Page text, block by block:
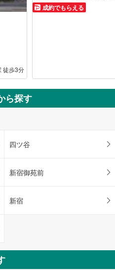
徒歩3分
成約でもらえる
ら探す
四ツ谷
新宿御苑前
新宿